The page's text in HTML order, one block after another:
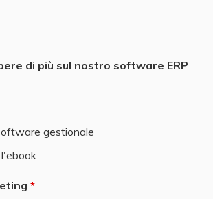
di più sul nostro software ERP
gestionale